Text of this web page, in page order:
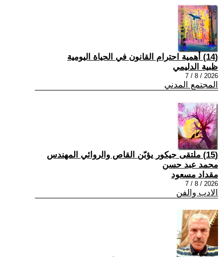
(14) أهمية احترام القانون في الحياة اليومية
ظبية الدليمي
2026 / 8 / 7
المجتمع المدني
(15) ملتقى جيكور يؤبّن القاص والروائي المهندس
محمد عبد حسن
مقداد مسعود
2026 / 8 / 7
الادب والفن